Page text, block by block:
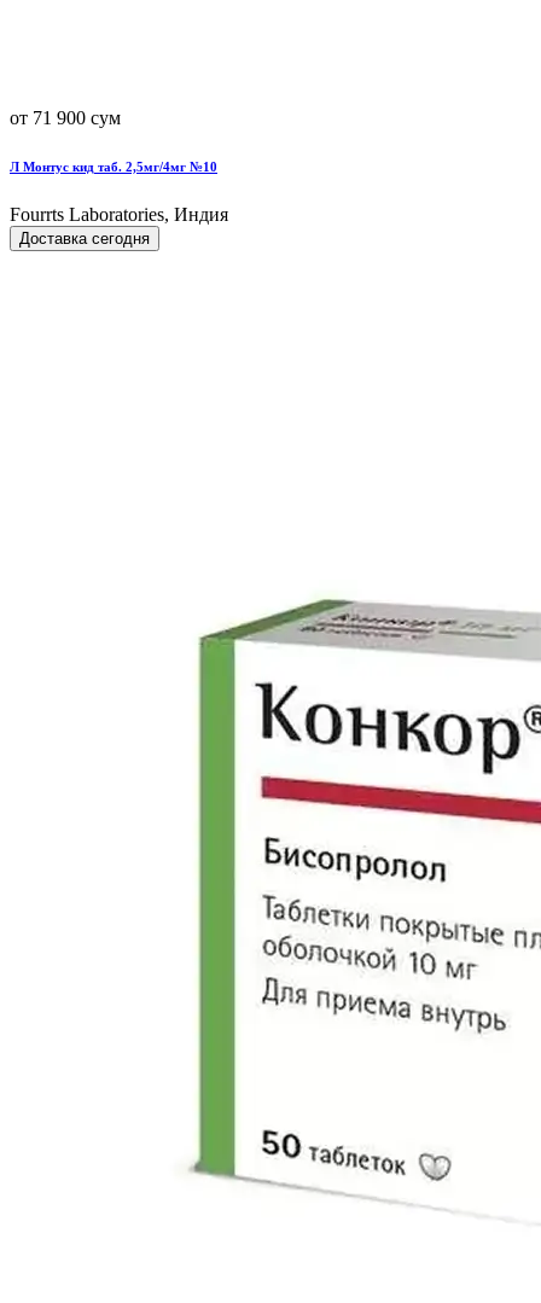
от 71 900 сум
Л Монтус кид таб. 2,5мг/4мг №10
Fourrts Laboratories, Индия
Доставка сегодня